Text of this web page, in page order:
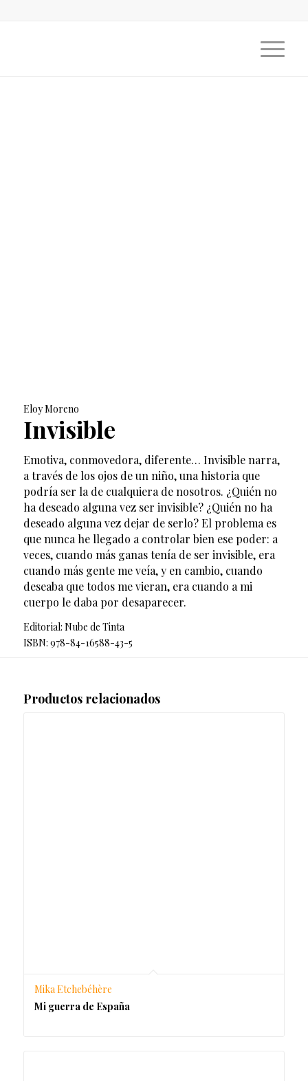
Eloy Moreno
Invisible
Emotiva, conmovedora, diferente… Invisible narra,
a través de los ojos de un niño, una historia que
podría ser la de cualquiera de nosotros. ¿Quién no
ha deseado alguna vez ser invisible? ¿Quién no ha
deseado alguna vez dejar de serlo? El problema es
que nunca he llegado a controlar bien ese poder: a
veces, cuando más ganas tenía de ser invisible, era
cuando más gente me veía, y en cambio, cuando
deseaba que todos me vieran, era cuando a mi
cuerpo le daba por desaparecer.
Editorial: Nube de Tinta
ISBN: 978-84-16588-43-5
Productos relacionados
Mika Etchebéhère
Mi guerra de España